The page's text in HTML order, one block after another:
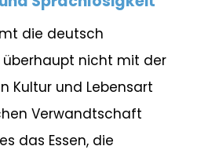
die deutsch
überhaupt nicht mit der
Kultur und Lebensart
Verwandtschaft
das Essen, die